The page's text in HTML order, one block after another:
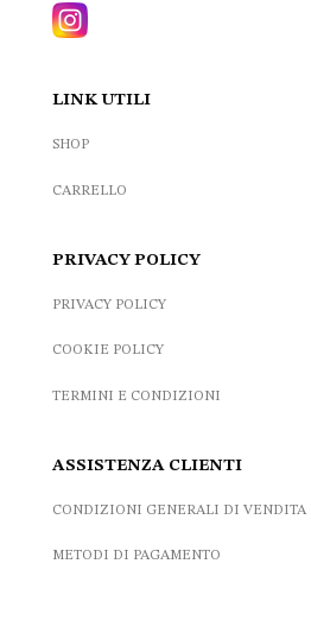
LINK UTILI
SHOP
CARRELLO
PRIVACY POLICY
PRIVACY POLICY
COOKIE POLICY
TERMINI E CONDIZIONI
ASSISTENZA CLIENTI
CONDIZIONI GENERALI DI VENDITA
METODI DI PAGAMENTO